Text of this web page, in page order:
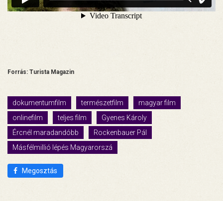
Forrás: Turista Magazin
dokumentumfilm természetfilm
magyar film
onlinefilm
teljes film
Gyenes Károly
Ércnél maradandóbb
Rockenbauer Pál
Másfélmillió lépés Magyarorszá
Megosztás